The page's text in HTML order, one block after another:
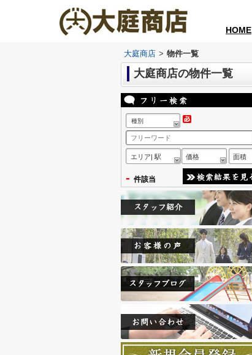
HOME
大庭商店 > 物件一覧
大庭商店の物件一覧
種別
エリア| 駅 価格 面積
- 件該当